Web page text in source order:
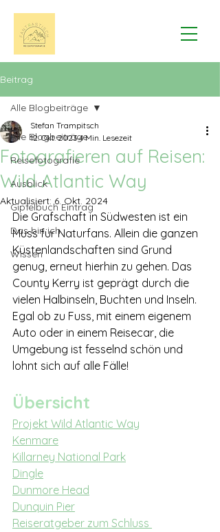
Beitrag
Alle Blogbeiträge
Reisefotografie
Ausblick
Gipfelbuch Eintrag
Das bin ich
Wissen
Alle Blogbeiträge
Fotografieren auf Reisen:
Wild Atlantic Way
Stefan Trampitsch
12. Okt. 20234 Min. Lesezeit
Aktualisiert:6. Okt. 2024
Die Grafschaft in Südwesten ist ein
Muss für Naturfans. Allein die ganzen
Küstenlandschaften sind Grund
genug, erneut hierhin zu gehen. Das
County Kerry ist geprägt durch die
vielen Halbinseln, Buchten und Inseln.
Egal ob zu Fuss, mit einem eigenem
Auto oder in einem Reisecar, die
Umgebung ist fesselnd schön und
lohnt sich auf alle Fälle!
Übersicht
Projekt Wild Atlantic Way
Kenmare
Killarney National Park
Dingle
Dunmore Head
Dunquin Pier
Reiseratgeber zum Schluss